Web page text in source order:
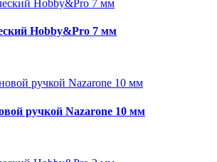
Hobby&Pro 7 мм
ручкой Nazarone 10 мм